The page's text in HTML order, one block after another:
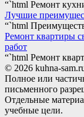
“`html Ремонт
Лучшие
“`html
Ремонт квартиры
работ
“`html Ремонт
© 2026 kuhna-
Полное или
письменного
Отдельные
учебные цели.